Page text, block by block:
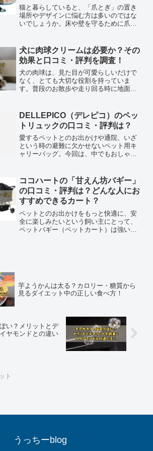
猫と暮らしていると、「爪とぎ」の置き
場所やデザインに悩む方は多いのではな
いでしょうか。床や壁を守るために爪と
満を感じることも少なくありません。そ
んな飼い主さんの間で注目...
犬に肉球クリームは必要か？その
効果と口コミ・評判を調査！
犬の肉球は、見た目が可愛らしいだけで
なく、とても大切な役割を持っていま
す。普段のお散歩や走り回る時に地面か
在です。ただし、季節や生活環境によっ
ては乾燥やひび割れを起こし...
DELLEPICO（デレピコ）のペッ
トリュックの口コミ・評判は？
愛するペットとのお出かけや通院、いざ
という時の避難に欠かせないペット用キ
ャリーバッグ。今回は、中でもおしゃれ
使った人の口コミや評価を徹底的にご紹
介します。購入を検...
ココハートの「甘えん坊バギー」
の口コミ・評判は？どんな人にお
すすめできるカート？
ペットとのお出かけをもっと快適に、安
全に楽しみたいという飼い主にとって、
ペットバギー（ペットカート）は強い味
芋ようかんは太る？カロリー・糖質から
見るダイエット中の正しい食べ方！
い？メリットとデ
ヤモンドとの違い
ト
うっちーblog